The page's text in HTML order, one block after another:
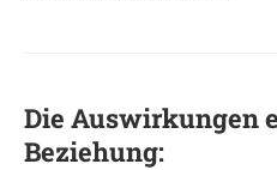
Die Auswirkungen
Beziehung: